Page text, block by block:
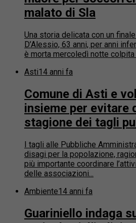
malato di Sla
Una storia delicata con un
D’Alessio, 63 anni, per anni
è morta mercoledì notte colpita
Asti14 anni fa
Comune di Asti e
insieme per evitare
stagione dei tagli
I tagli alle Pubbliche
disagi per la popolazione,
più importante coordinare
delle associazioni...
Ambiente14 anni fa
Guariniello indaga